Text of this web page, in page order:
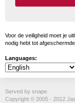
Voor de veiligheid moet je
nodig hebt tot
Languages:
Served by snape
Copyright © 2005 - 2012